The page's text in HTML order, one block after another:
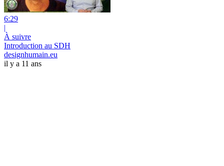
6:29
|
À suivre
Introduction au SDH
designhumain.eu
il y a 11 ans